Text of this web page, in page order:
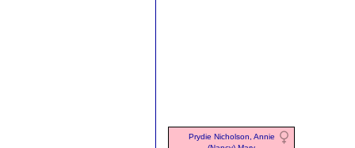
Prydie Nicholson, Annie